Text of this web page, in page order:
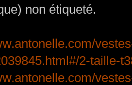
non étiqueté.
2-taille-